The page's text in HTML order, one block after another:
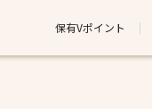
保有Vポイント